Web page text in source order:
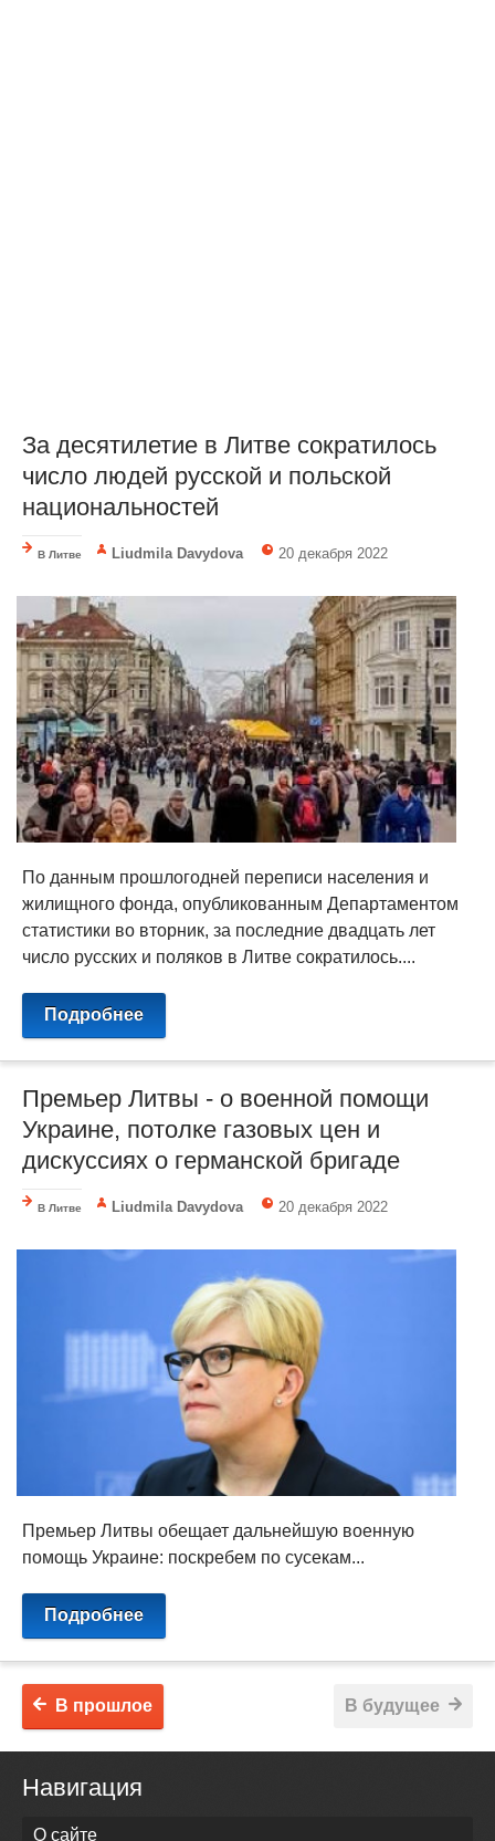
За десятилетие в Литве сократилось
число людей русской и польской
национальностей
В Литве Liudmila Davydova 20 декабря 2022
По данным прошлогодней переписи населения и
жилищного фонда, опубликованным Департаментом
статистики во вторник, за последние двадцать лет
число русских и поляков в Литве сократилось....
Подробнее
Премьер Литвы - о военной помощи
Украине, потолке газовых цен и
дискуссиях о германской бригаде
В Литве Liudmila Davydova 20 декабря 2022
Премьер Литвы обещает дальнейшую военную
помощь Украине: поскребем по сусекам...
Подробнее
В будущее
В прошлое
Навигация
О сайте